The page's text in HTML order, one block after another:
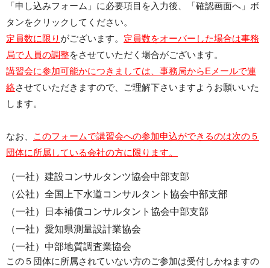
「申し込みフォーム」に必要項目を入力後、「確認画面へ」ボ
タンをクリックしてください。
定員数に限り がございます。 定員数をオーバーした場合は事務
局で人員の調整をさせていただく場合がございます。
講習会に参加可能かにつきましては、事務局からEメールで連
絡させていただきますので、ご理解下さいますようお願いいた
します。
なお、
このフォームで講習会への参加申込ができるのは次の５
団体に所属している会社の方に限ります。
（一社）建設コンサルタンツ協会中部支部
（公社）全国上下水道コンサルタント協会中部支部
（一社）日本補償コンサルタント協会中部支部
（一社）愛知県測量設計業協会
（一社）中部地質調査業協会
この５団体に所属されていない方のご参加は受付しかねますの